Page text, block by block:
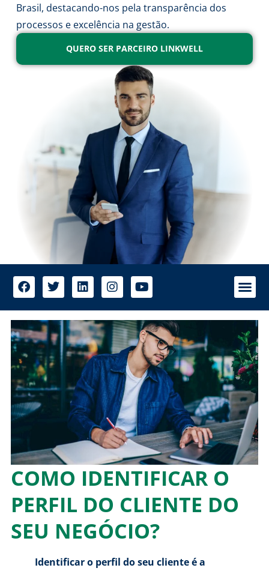
Brasil, destacando-nos pela transparência dos
processos e excelência na gestão.
QUERO SER PARCEIRO LINKWELL
COMO IDENTIFICAR O
PERFIL DO CLIENTE DO
SEU NEGÓCIO?
Identificar o perfil do seu cliente é a